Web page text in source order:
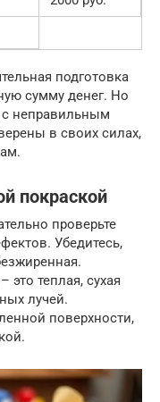
подготовка
сумму денег. Но
с неправильным
в своих силах,
покраской
проверьте
Убедитесь,
теплая, сухая
лучей.
поверхности,